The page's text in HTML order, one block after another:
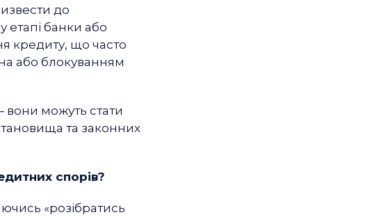
до
етапі банки або
кредиту, що часто
або блокуванням
вони можуть стати
та законних
спорів?
«розібратись